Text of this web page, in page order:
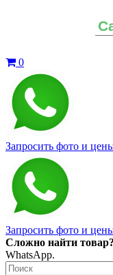
0
Запросить фото и
Запросить фото и
Сложно найти товар?
WhatsApp.